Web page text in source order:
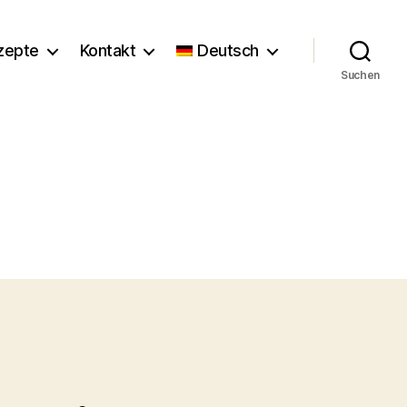
Kontakt Deutsch
Suchen